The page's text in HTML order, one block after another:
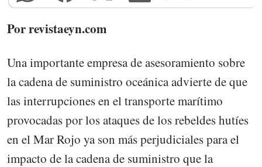
Por revistaeyn.com
Una importante empresa de asesoramiento sobre
la cadena de suministro oceánica advierte de que
las interrupciones en el transporte marítimo
provocadas por los ataques de los rebeldes hutíes
en el Mar Rojo ya son más perjudiciales para el
impacto de la cadena de suministro que la